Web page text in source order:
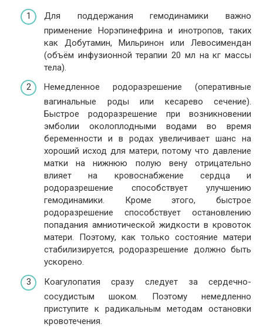
Для поддержания гемодинамики важно
применение Норэпинефрина и инотропов, таких
как Добутамин, Мильринон или Левосимендан
(объём инфузионной терапии 20 мл на кг массы
тела).
Немедленное родоразрешение (оперативные
вагинальные роды или кесарево сечение).
Быстрое родоразрешение при возникновении
эмболии околоплодными водами во время
беременности и в родах увеличивает шанс на
хороший исход для матери, потому что давление
матки на нижнюю полую вену отрицательно
влияет на кровоснабжение сердца и
родоразрешение способствует улучшению
гемодинамики. Кроме этого, быстрое
родоразрешение способствует остановлению
попадания амниотической жидкости в кровоток
матери. Поэтому, как только состояние матери
стабилизируется, родоразрешение должно быть
ускорено.
Коагулопатия сразу следует за сердечно-
сосудистым шоком. Поэтому немедленно
приступите к радикальным методам остановки
кровотечения.